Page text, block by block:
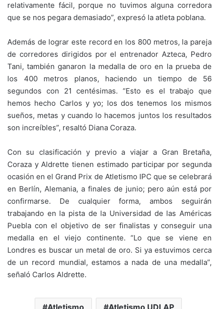
relativamente fácil, porque no tuvimos alguna corredora
que se nos pegara demasiado”, expresó la atleta poblana.
Además de lograr este record en los 800 metros, la pareja
de corredores dirigidos por el entrenador Azteca, Pedro
Tani, también ganaron la medalla de oro en la prueba de
los 400 metros planos, haciendo un tiempo de 56
segundos con 21 centésimas. “Esto es el trabajo que
hemos hecho Carlos y yo; los dos tenemos los mismos
sueños, metas y cuando lo hacemos juntos los resultados
son increíbles”, resaltó Diana Coraza.
Con su clasificación y previo a viajar a Gran Bretaña,
Coraza y Aldrette tienen estimado participar por segunda
ocasión en el Grand Prix de Atletismo IPC que se celebrará
en Berlín, Alemania, a finales de junio; pero aún está por
confirmarse. De cualquier forma, ambos seguirán
trabajando en la pista de la Universidad de las Américas
Puebla con el objetivo de ser finalistas y conseguir una
medalla en el viejo continente. “Lo que se viene en
Londres es buscar un metal de oro. Si ya estuvimos cerca
de un record mundial, estamos a nada de una medalla”,
señaló Carlos Aldrette.
Atletismo Atletismo UDLAP